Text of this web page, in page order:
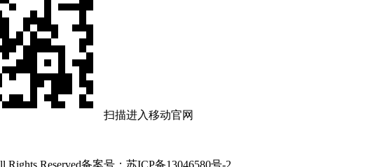
扫描进入移动官网